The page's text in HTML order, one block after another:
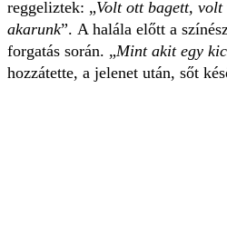
reggeliztek: „Volt ott bagett, volt
akarunk”. A halála előtt a
forgatás során. „Mint akit egy
hozzátette, a jelenet után, sőt